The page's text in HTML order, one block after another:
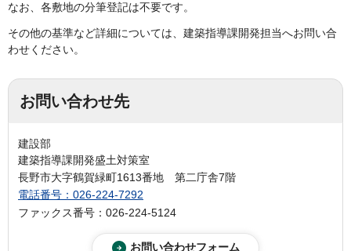
なお、各敷地の分筆登記は不要です。
その他の基準など詳細については、建築指導課開発担当へお問い合
わせください。
お問い合わせ先
建設部
建築指導課開発盛土対策室
長野市大字鶴賀緑町1613番地 第二庁舎7階
電話番号：026-224-7292
ファックス番号：026-224-5124